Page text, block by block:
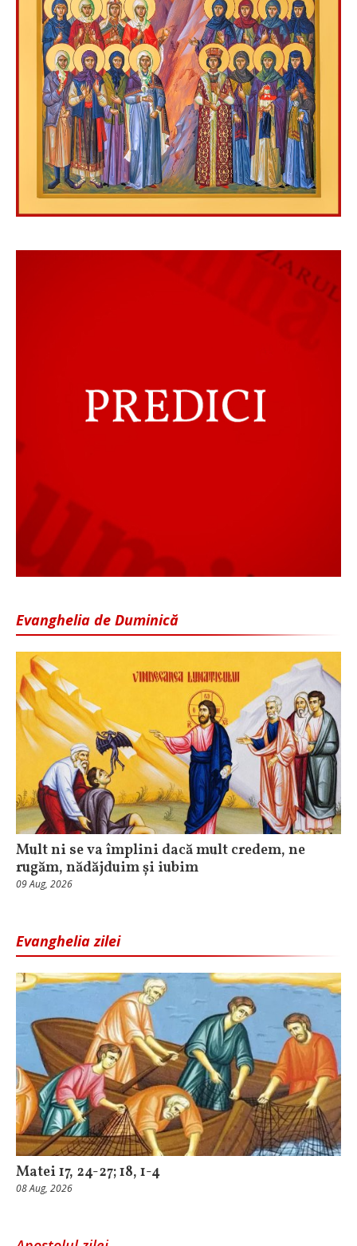
Evanghelia de Duminică
Mult ni se va împlini dacă mult credem, ne
rugăm, nădăjduim și iubim
09 Aug, 2026
Evanghelia zilei
Matei 17, 24-27; 18, 1-4
08 Aug, 2026